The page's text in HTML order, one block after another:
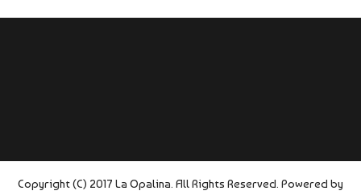
Copyright (C) 2017 La Opalina. All Rights Reserved. Powered by